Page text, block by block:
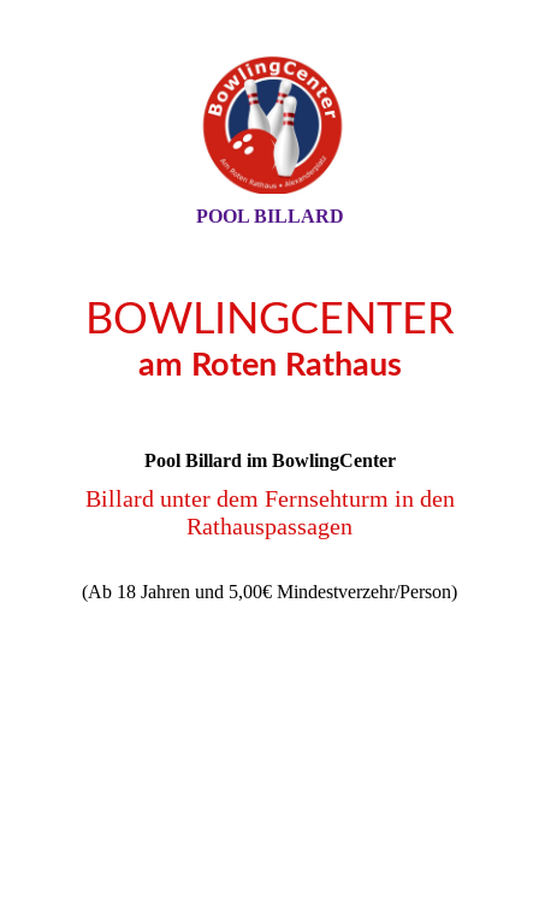
POOL BILLARD
BOWLINGCENTER
am Roten Rathaus
Pool Billard im BowlingCenter
Billard unter dem Fernsehturm in den
Rathauspassagen
(Ab 18 Jahren und 5,00€ Mindestverzehr/Person)